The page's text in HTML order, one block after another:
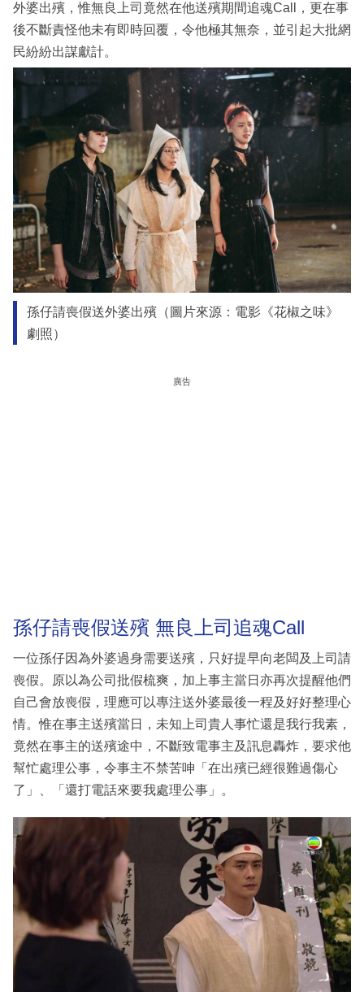
外婆出殯，惟無良上司竟然在他送殯期間追魂Call，更在事
後不斷責怪他未有即時回覆，令他極其無奈，並引起大批網
民紛紛出謀獻計。
孫仔請喪假送外婆出殯（圖片來源：電影《花椒之味》
劇照）
廣告
孫仔請喪假送殯 無良上司追魂Call
一位孫仔因為外婆過身需要送殯，只好提早向老闆及上司請
喪假。原以為公司批假梳爽，加上事主當日亦再次提醒他們
自己會放喪假，理應可以專注送外婆最後一程及好好整理心
情。惟在事主送殯當日，未知上司貴人事忙還是我行我素，
竟然在事主的送殯途中，不斷致電事主及訊息轟炸，要求他
幫忙處理公事，令事主不禁苦呻「在出殯已經很難過傷心
了」、「還打電話來要我處理公事」。